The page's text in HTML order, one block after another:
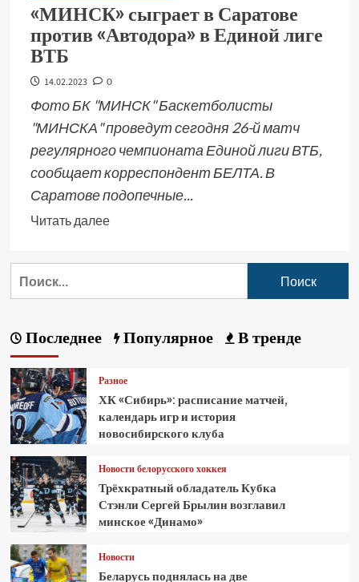
«МИНСК» сыграет в Саратове
против «Автодора» в Единой лиге
ВТБ
14.02.2023 0
Фото БК "МИНСК" Баскетболисты
"МИНСКА" проведут сегодня 26-й матч
регулярного чемпионата Единой лиги ВТБ,
сообщает корреспондент БЕЛТА. В
Саратове подопечные...
Читать далее
Последнее Популярное В тренде
Разное
ХК «Сибирь»: расписание матчей,
календарь игр и история
новосибирского клуба
Новости белорусского хоккея
Трёхкратный обладатель Кубка
Стэнли Сергей Брылин возглавил
минское «Динамо»
Новости
Беларусь поднялась на две